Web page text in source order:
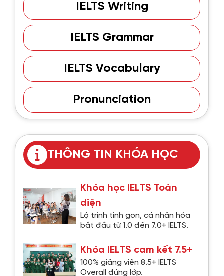
IELTS Writing
IELTS Grammar
IELTS Vocabulary
Pronunciation
THÔNG TIN KHÓA HỌC
Khóa học IELTS Toàn
diện
Lộ trình tinh gọn, cá nhân hóa
bắt đầu từ 1.0 đến 7.0+ IELTS.
Khóa IELTS cam kết 7.5+
100% giảng viên 8.5+ IELTS
Overall đứng lớp.